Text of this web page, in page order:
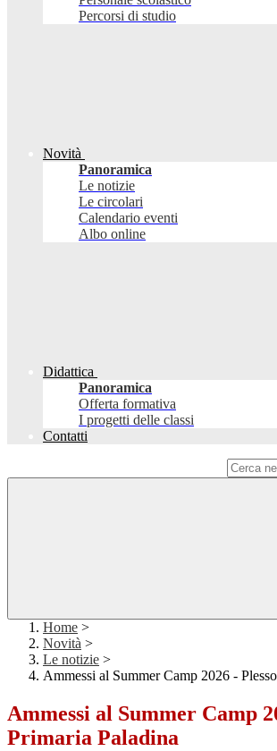
Percorsi di studio
Novità
Panoramica
Le notizie
Le circolari
Calendario eventi
Albo online
Didattica
Panoramica
Offerta formativa
I progetti delle classi
Contatti
Home >
Novità >
Le notizie >
Ammessi al Summer Camp 2026 -
Ammessi al Summer Camp
Primaria Paladina